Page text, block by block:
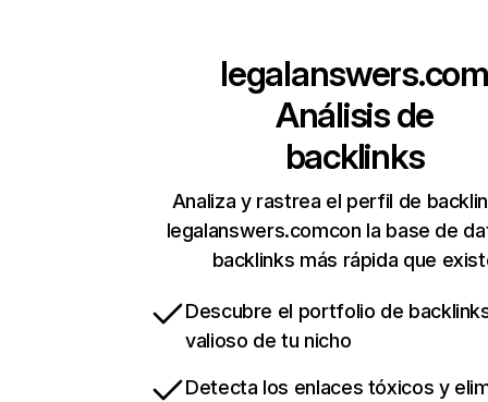
legalanswers.com
Análisis de
backlinks
Analiza y rastrea el perfil de
legalanswers.comcon la base de
backlinks más rápida que
Descubre el portfolio de
valioso de tu nicho
Detecta los enlaces tóxicos y